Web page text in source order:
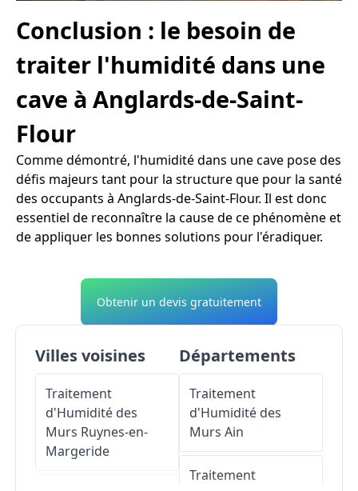
Conclusion : le besoin de
traiter l'humidité dans une
cave à Anglards-de-Saint-
Flour
Comme démontré, l'humidité dans une cave pose des
défis majeurs tant pour la structure que pour la santé
des occupants à Anglards-de-Saint-Flour. Il est donc
essentiel de reconnaître la cause de ce phénomène et
de appliquer les bonnes solutions pour l'éradiquer.
Obtenir un devis gratuitement
Villes voisines
Traitement
d'Humidité des
Murs Ruynes-en-
Margeride
Départements
Traitement
d'Humidité des
Murs Ain
Traitement